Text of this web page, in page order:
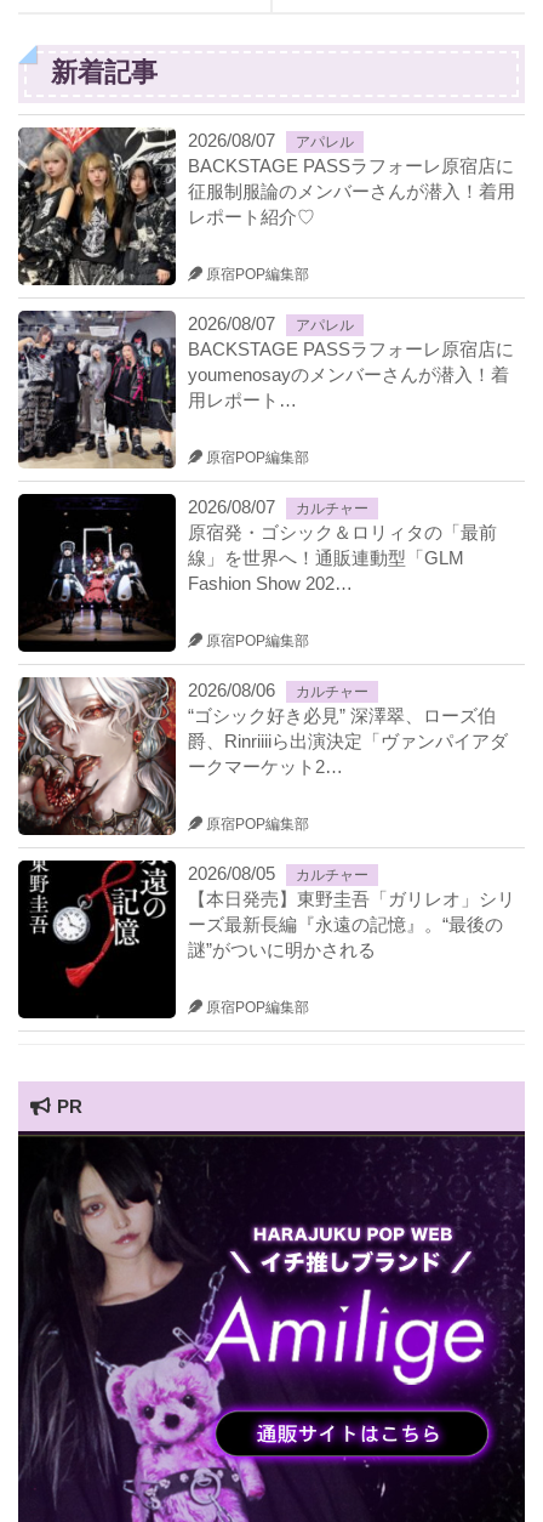
新着記事
2026/08/07 アパレル
BACKSTAGE PASSラフォーレ原宿店に
征服制服論のメンバーさんが潜入！着用
レポート紹介♡
原宿POP編集部
2026/08/07 アパレル
BACKSTAGE PASSラフォーレ原宿店に
youmenosayのメンバーさんが潜入！着
用レポート…
原宿POP編集部
2026/08/07 カルチャー
原宿発・ゴシック＆ロリィタの「最前
線」を世界へ！通販連動型「GLM
Fashion Show 202…
原宿POP編集部
2026/08/06 カルチャー
“ゴシック好き必見” 深澤翠、ローズ伯
爵、Rinriiiiら出演決定「ヴァンパイアダ
ークマーケット2…
原宿POP編集部
2026/08/05 カルチャー
【本日発売】東野圭吾「ガリレオ」シリ
ーズ最新長編『永遠の記憶』。“最後の
謎”がついに明かされる
原宿POP編集部
PR
HARAJUKU POP TV